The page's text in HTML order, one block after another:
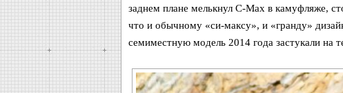
заднем плане мелькнул C-Max в камуфляже,
что и обычному «си-максу», и «гранду»
семиместную модель 2014 года застукали на